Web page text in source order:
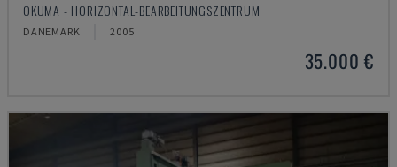
OKUMA - HORIZONTAL-BEARBEITUNGSZENTRUM
DÄNEMARK 2005
35.000 €